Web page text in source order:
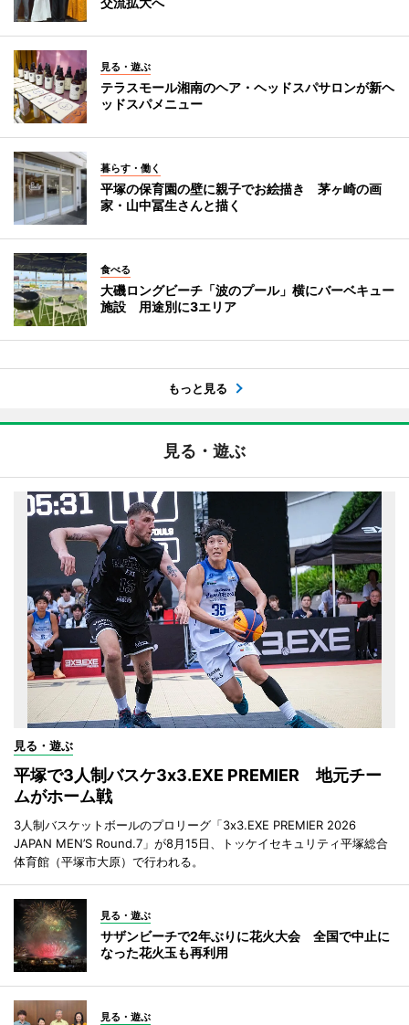
見る・遊ぶ
テラスモール湘南のヘア・ヘッドスパサロンが新ヘ
ッドスパメニュー
暮らす・働く
平塚の保育園の壁に親子でお絵描き 茅ヶ崎の画
家・山中冨生さんと描く
食べる
大磯ロングビーチ「波のプール」横にバーベキュー
施設 用途別に3エリア
もっと見る
見る・遊ぶ
見る・遊ぶ
平塚で3人制バスケ3x3.EXE PREMIER 地元チー
ムがホーム戦
3人制バスケットボールのプロリーグ「3x3.EXE PREMIER 2026
JAPAN MEN’S Round.7」が8月15日、トッケイセキュリティ平塚総合
体育館（平塚市大原）で行われる。
見る・遊ぶ
サザンビーチで2年ぶりに花火大会 全国で中止に
なった花火玉も再利用
見る・遊ぶ